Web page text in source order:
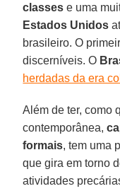
classes e uma
Estados Unidos
brasileiro. O
discerníveis. O
herdadas da era
Além de ter, como
contemporânea,
formais, tem uma
que gira em torno
atividades